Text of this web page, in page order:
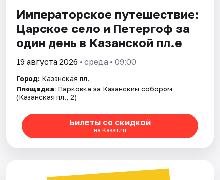
Императорское путешествие:
Царское село и Петергоф за
один день в Казанской пл.е
19 августа 2026 • среда • 09:00
Город: Казанская пл.
Площадка: Парковка за Казанским собором
(Казанская пл., 2)
Билеты со скидкой
на Kassir.ru